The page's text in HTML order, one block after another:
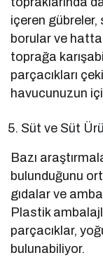
içeren
borular ve
toprağa
parçacıkları
havucunuzun
Süt ve Süt
Bazı
bulunduğunu
gıdalar ve
Plastik
parçacıklar,
bulunabiliyor.